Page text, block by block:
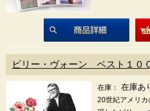
商品詳細
ビリー・ヴォーン ベスト１０
在庫： 在庫あ
20世紀アメリ